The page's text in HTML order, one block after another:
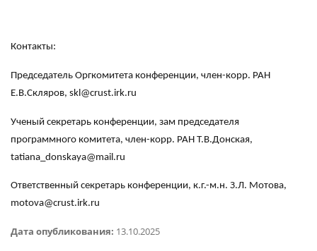
Контакты:
Председатель Оргкомитета конференции, член-корр. РАН
Е.В.Скляров, skl@crust.irk.ru
Ученый секретарь конференции, зам председателя
программного комитета, член-корр. РАН Т.В.Донская,
tatiana_donskaya@mail.ru
Ответственный секретарь конференции, к.г.-м.н. З.Л. Мотова,
motova@crust.irk.ru
Дата опубликования: 13.10.2025